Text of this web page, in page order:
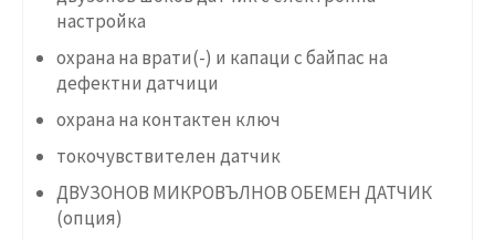
настройка
охрана на врати(-) и капаци с байпас на
дефектни датчици
охрана на контактен ключ
токочувствителен датчик
ДВУЗОНОВ МИКРОВЪЛНОВ ОБЕМЕН ДАТЧИК
(опция)